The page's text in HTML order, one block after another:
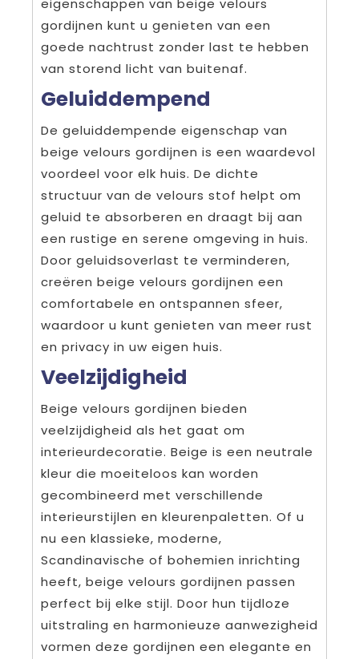
eigenschappen van beige velours
gordijnen kunt u genieten van een
goede nachtrust zonder last te hebben
van storend licht van buitenaf.
Geluiddempend
De geluiddempende eigenschap van
beige velours gordijnen is een waardevol
voordeel voor elk huis. De dichte
structuur van de velours stof helpt om
geluid te absorberen en draagt bij aan
een rustige en serene omgeving in huis.
Door geluidsoverlast te verminderen,
creëren beige velours gordijnen een
comfortabele en ontspannen sfeer,
waardoor u kunt genieten van meer rust
en privacy in uw eigen huis.
Veelzijdigheid
Beige velours gordijnen bieden
veelzijdigheid als het gaat om
interieurdecoratie. Beige is een neutrale
kleur die moeiteloos kan worden
gecombineerd met verschillende
interieurstijlen en kleurenpaletten. Of u
nu een klassieke, moderne,
Scandinavische of bohemien inrichting
heeft, beige velours gordijnen passen
perfect bij elke stijl. Door hun tijdloze
uitstraling en harmonieuze aanwezigheid
vormen deze gordijnen een elegante en